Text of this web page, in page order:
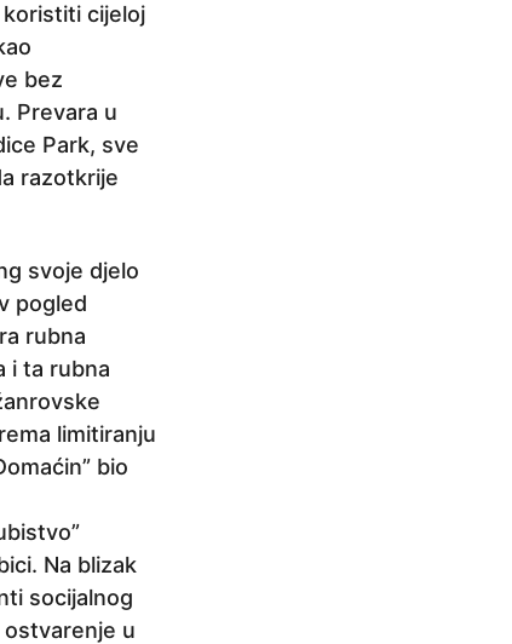
cijeloj
bez
Prevara u
Park, sve
razotkrije
svoje djelo
pogled
rubna
i ta rubna
limitiranju
bio
Na blizak
socijalnog
ostvarenje u